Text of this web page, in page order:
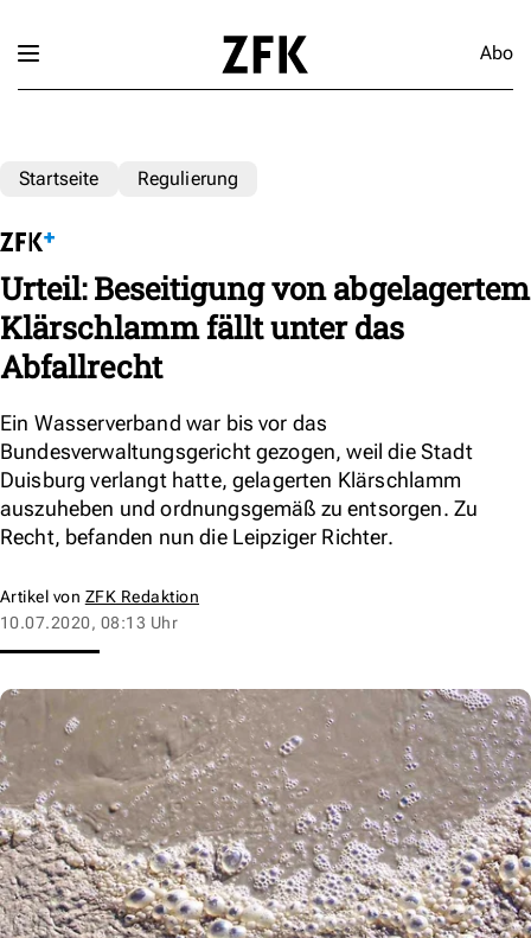
Abo
Startseite Regulierung
Urteil: Beseitigung von abgelagertem
Klärschlamm fällt unter das
Abfallrecht
Ein Wasserverband war bis vor das
Bundesverwaltungsgericht gezogen, weil die Stadt
Duisburg verlangt hatte, gelagerten Klärschlamm
auszuheben und ordnungsgemäß zu entsorgen. Zu
Recht, befanden nun die Leipziger Richter.
Artikel von ZFK Redaktion
10.07.2020, 08:13 Uhr